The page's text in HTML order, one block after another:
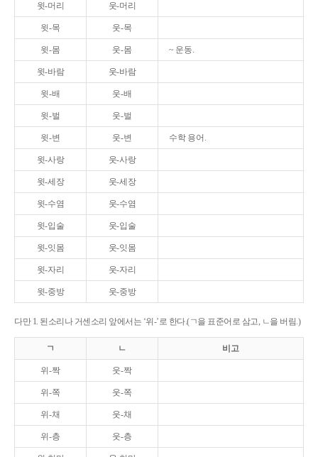
윗-머리 웃-머리
윗-목 웃-목
윗-몸 웃-몸 ~ 운동.
윗-바람 웃-바람
윗-배 웃-배
윗-벌 웃-벌
윗-변 웃-변 수학 용어.
윗-사랑 웃-사랑
윗-세장 웃-세장
윗-수염 웃-수염
윗-입술 웃-입술
윗-잇몸 웃-잇몸
윗-자리 웃-자리
윗-중방 웃-중방
다만 1. 된소리나 거센소리 앞에서는 ‘위-’로 한다.(ㄱ을 표준어로 삼고, ㄴ을 버림.)
ㄱ ㄴ 비고
위-짝 웃-짝
위-쪽 웃-쪽
위-채 웃-채
위-층 웃-층